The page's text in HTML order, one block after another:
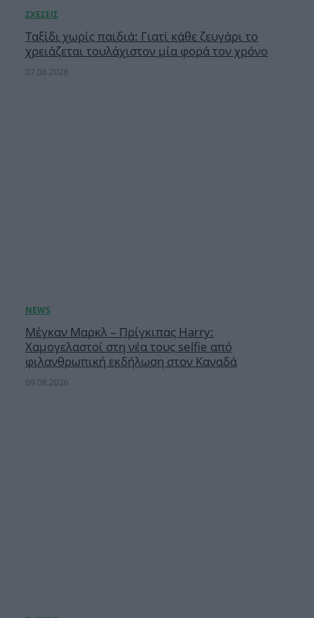
Ταξίδι χωρίς παιδιά: Γιατί κάθε ζευγάρι το
χρειάζεται τουλάχιστον μία φορά τον χρόνο
07.08.2026
Μέγκαν Μαρκλ – Πρίγκιπας Harry:
Χαμογελαστοί στη νέα τους selfie από
φιλανθρωπική εκδήλωση στον Καναδά
09.08.2026